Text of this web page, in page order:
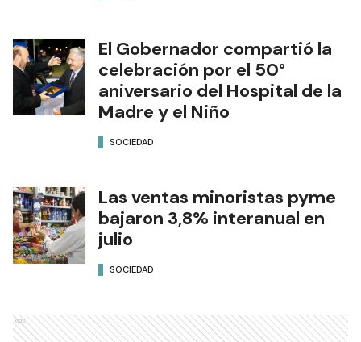
El Gobernador compartió la
celebración por el 50°
aniversario del Hospital de la
Madre y el Niño
SOCIEDAD
Las ventas minoristas pyme
bajaron 3,8% interanual en
julio
SOCIEDAD
Ads